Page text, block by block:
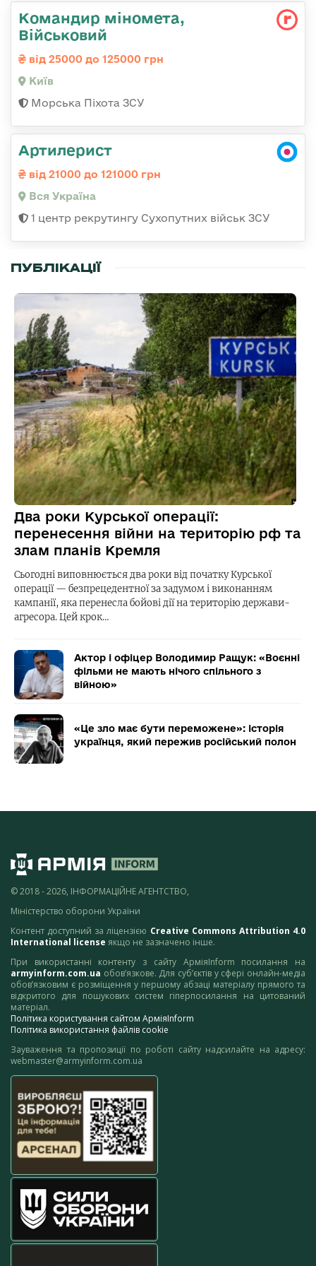
Командир міномета,
Військовий
від 25000 до 125000 грн
Київ
Морська Піхота ЗСУ
Артилерист
від 21000 до 121000 грн
Вся Україна
1 центр рекрутингу Сухопутних військ ЗСУ
ПУБЛІКАЦІЇ
Два роки Курської операції:
перенесення війни на територію рф та
злам планів Кремля
Сьогодні виповнюється два роки від початку Курської
операції — безпрецедентної за задумом і виконанням
кампанії, яка перенесла бойові дії на територію держави-
агресора. Цей крок…
Актор і офіцер Володимир Ращук: «Воєнні
фільми не мають нічого спільного з
війною»
«Це зло має бути переможене»: історія
українця, який пережив російський полон
© 2018 - 2026, ІНФОРМАЦІЙНЕ АГЕНТСТВО,
Міністерство оборони України
Контент доступний за ліцензією Creative Commons Attribution 4.0
International license якщо не зазначено інше.
При використанні контенту з сайту АрміяInform посилання на
armyinform.com.ua обов’язкове. Для суб’єктів у сфері онлайн-медіа
обов’язковим є розміщення у першому абзаці матеріалу прямого та
відкритого для пошукових систем гіперпосилання на цитований
матеріал.
Політика користування сайтом АрміяInform
Політика використання файлів cookie
Зауваження та пропозиції по роботі сайту надсилайте на адресу:
webmaster@armyinform.com.ua